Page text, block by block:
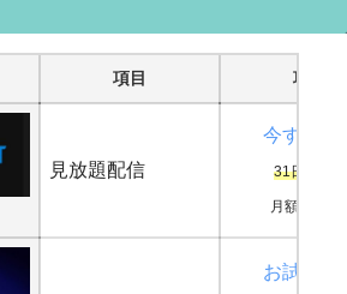
項目 項目
見放題配信
今すぐ鑑
31日間無料
月額2,189
お試し登